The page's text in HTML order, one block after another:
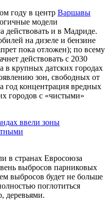
году в центр Варшавы
модели
действовать и в Мадриде.
на дизеле и бензине
пока отложен); по всему
действовать с 2030
в крупных датских городах
зон, свободных от
год концентрация вредных
городов с «чистыми»
ввели зоны
в странах Евросоюза
выбросов парниковых
выбросов будет не больше
поглотиться
деревьями.